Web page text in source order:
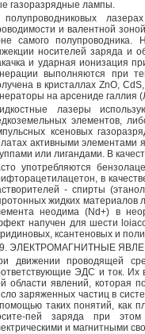
газоразрядные лампы.
и валентной
самого полупроводника.
носителей заряда и
и ударная ионизация
выполняются при
в кристаллах ZnO,
на арсениде галлия
лазеры
элементов,
ксеновых
активными элементами
или лигандами. В
употребляются
в
- спирты
жидких материалов
неодима (Nd+) в
напучен для шести
ксантеновых и
ЭЛЕКТРОМАГНИТНЫЕ
движении проводящей
ЭДС и ток. Их
области явлений, которая
заряженных частиц в
таких понятий, как
пей заряда при
и магнитными